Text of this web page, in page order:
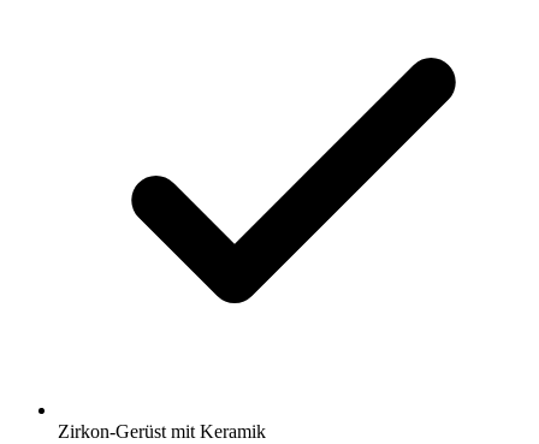
Zirkon-Gerüst mit Keramik